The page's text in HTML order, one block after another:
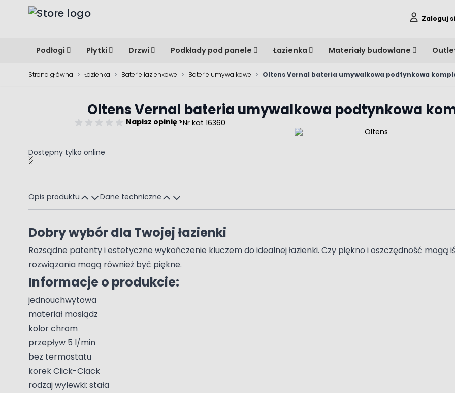
Przejdź do treści
Zaloguj
Podłogi Płytki Drzwi Podkłady pod panele Łazienka Materiały budowlane
Strona główna > Łazienka > Baterie łazienkowe > Baterie umywalkowe > Oltens Vernal bateria umywalkowa podtynkowa
Oltens Vernal bateria umywalkowa podtynkowa
Napisz opinię >Nr kat 16360
Dostępny tylko online
Main image
Click to view image in fullscreen
Opis produktu Dane techniczne
Dobry wybór dla Twojej łazienki
Rozsądne patenty i estetyczne wykończenie kluczem do idealnej łazienki. Czy piękno i oszczędność
rozwiązania mogą również być piękne.
Informacje o produkcie:
jednouchwytowa
materiał mosiądz
kolor chrom
przepływ 5 l/min
bez termostatu
korek Click-Clack
rodzaj wylewki: stała